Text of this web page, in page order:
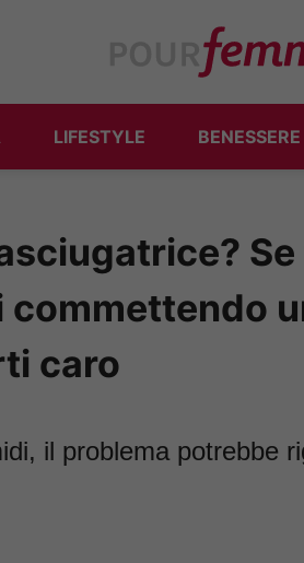
LIFESTYLE BENESSERE
caro
il problema potrebbe